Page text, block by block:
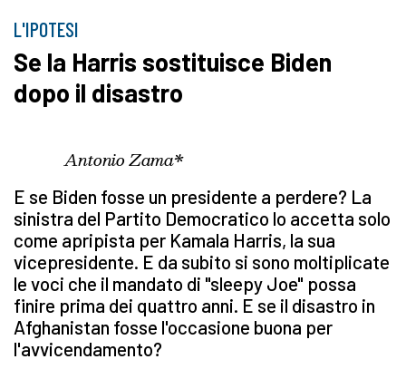
L'IPOTESI
Se la Harris sostituisce Biden
dopo il disastro
Antonio Zama*
E se Biden fosse un presidente a perdere? La
sinistra del Partito Democratico lo accetta solo
come apripista per Kamala Harris, la sua
vicepresidente. E da subito si sono moltiplicate
le voci che il mandato di "sleepy Joe" possa
finire prima dei quattro anni. E se il disastro in
Afghanistan fosse l'occasione buona per
l'avvicendamento?